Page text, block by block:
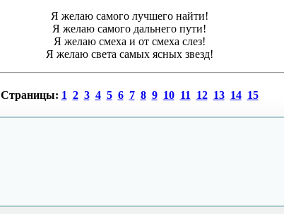
Я желаю самого лучшего найти!
Я желаю самого дальнего пути!
Я желаю смеха и от смеха слез!
Я желаю света самых ясных звезд!
Страницы: 1 2 3 4 5 6 7 8 9 10 11 12 13 14 15